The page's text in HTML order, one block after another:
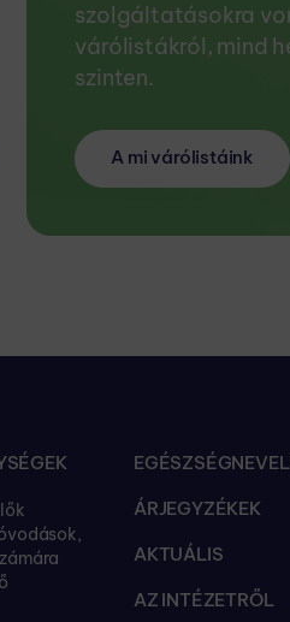
szolgáltatásokra
várólistákról, mind
szinten.
A mi várólistáink
ÁRJEGYZÉKEK
AKTUÁLIS
AZ INTÉZETRŐL